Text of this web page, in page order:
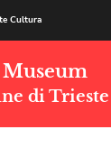
Cultura
Museum
di Trieste